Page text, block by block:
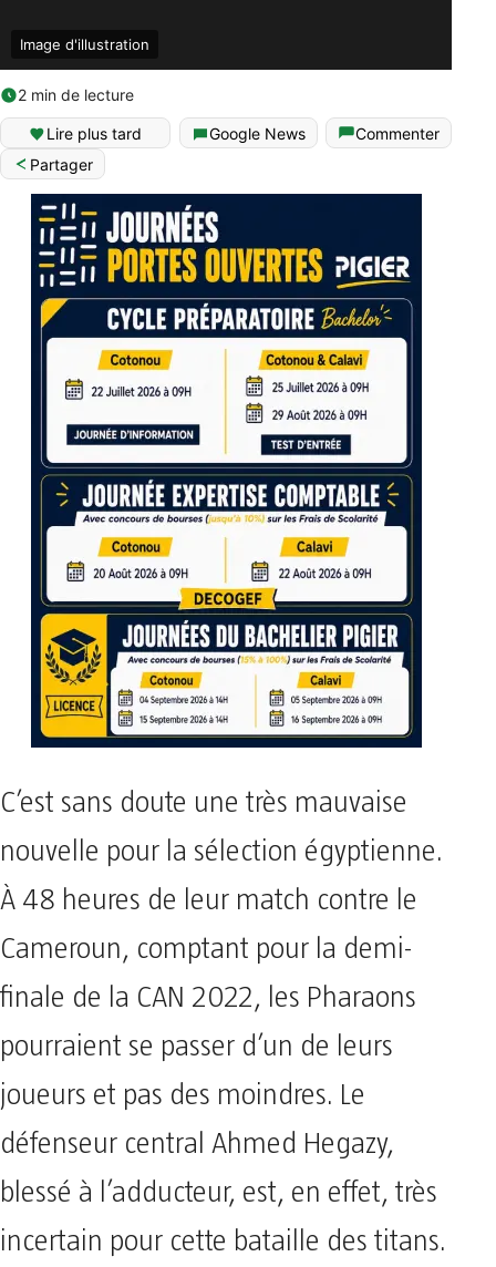
Image d'illustration
2 min de lecture
Lire plus tard Google News
Commenter
Partager
C’est sans doute une très mauvaise
nouvelle pour la sélection égyptienne.
À 48 heures de leur match contre le
Cameroun, comptant pour la demi-
finale de la CAN 2022, les Pharaons
pourraient se passer d’un de leurs
joueurs et pas des moindres. Le
défenseur central Ahmed Hegazy,
blessé à l’adducteur, est, en effet, très
incertain pour cette bataille des titans.